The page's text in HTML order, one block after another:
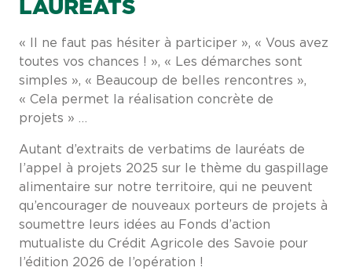
LAURÉATS
« Il ne faut pas hésiter à participer », « Vous avez
toutes vos chances ! », « Les démarches sont
simples », « Beaucoup de belles rencontres »,
« Cela permet la réalisation concrète de
projets » …
Autant d’extraits de verbatims de lauréats de
l’appel à projets 2025 sur le thème du gaspillage
alimentaire sur notre territoire, qui ne peuvent
qu’encourager de nouveaux porteurs de projets à
soumettre leurs idées au Fonds d’action
mutualiste du Crédit Agricole des Savoie pour
l’édition 2026 de l’opération !